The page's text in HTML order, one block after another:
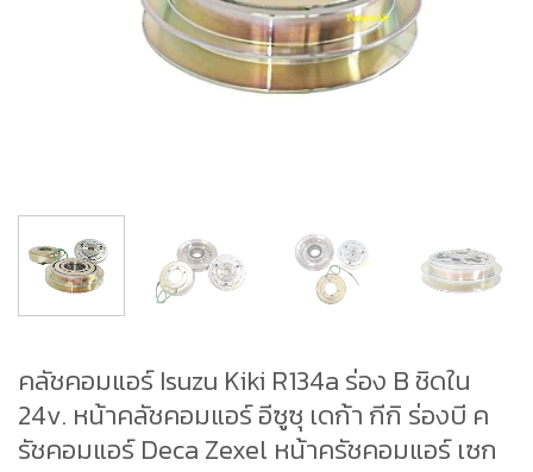
คลัชคอมแอร์ Isuzu Kiki R134a ร่อง B ชิดใน
24v. หน้าคลัชคอมแอร์ อีซูซุ เดก้า กีกิ ร่องบี ค
รัชคอมแอร์ Deca Zexel หน้าครัชคอมแอร์ เซก